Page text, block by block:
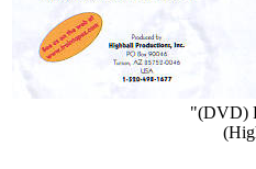
"(DVD)